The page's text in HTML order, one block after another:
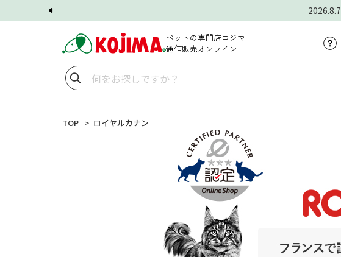
2026.8.7
ペットの専門店コジマ
通信販売オンライン
TOP ロイヤルカナン